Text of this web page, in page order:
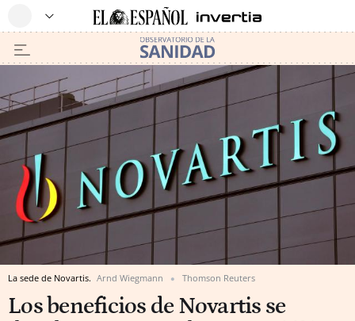
La sede de Novartis. Arnd Wiegmann Thomson Reuters
Los beneficios de Novartis se